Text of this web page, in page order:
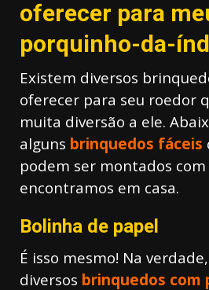
oferecer para
porquinho-da-
Existem diversos
oferecer para seu roedor
muita diversão a ele.
alguns brinquedos fáceis
podem ser montados
encontramos em casa.
Bolinha de papel
É isso mesmo! Na
diversos brinquedos com